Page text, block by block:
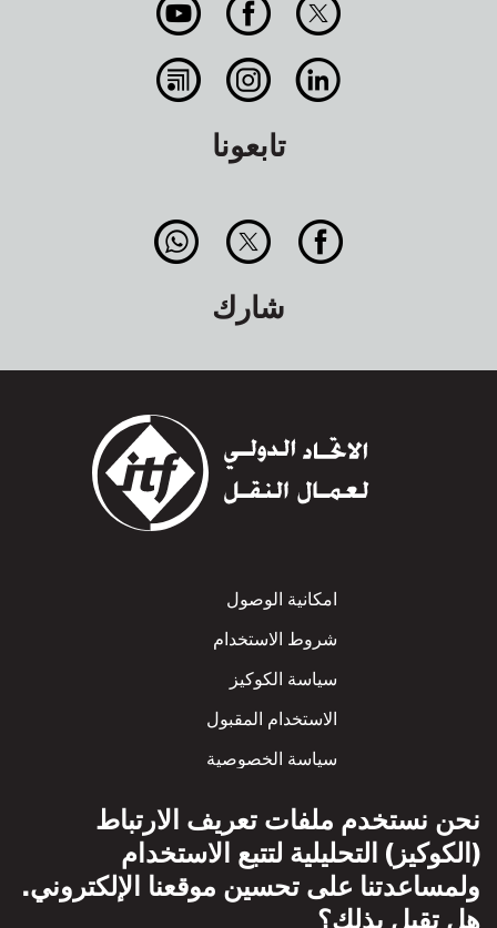
تابعونا
شارك
Footer
امكانية الوصول
شروط الاستخدام
سياسة الكوكيز
الاستخدام المقبول
سياسة الخصوصية
نحن نستخدم ملفات تعريف الارتباط
(الكوكيز) التحليلية لتتبع الاستخدام
ولمساعدتنا على تحسين موقعنا الإلكتروني.
هل تقبل بذلك؟